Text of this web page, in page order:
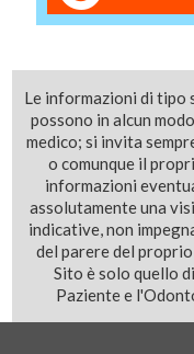
Le informazioni di tipo
possono in alcun
medico; si invita
o comunque il
informazioni
assolutamente una
indicative, non
del parere del
Sito è solo quello
Paziente e